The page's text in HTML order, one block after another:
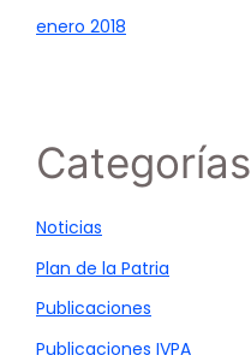
enero 2018
Categorías
Noticias
Plan de la Patria
Publicaciones
Publicaciones IVPA